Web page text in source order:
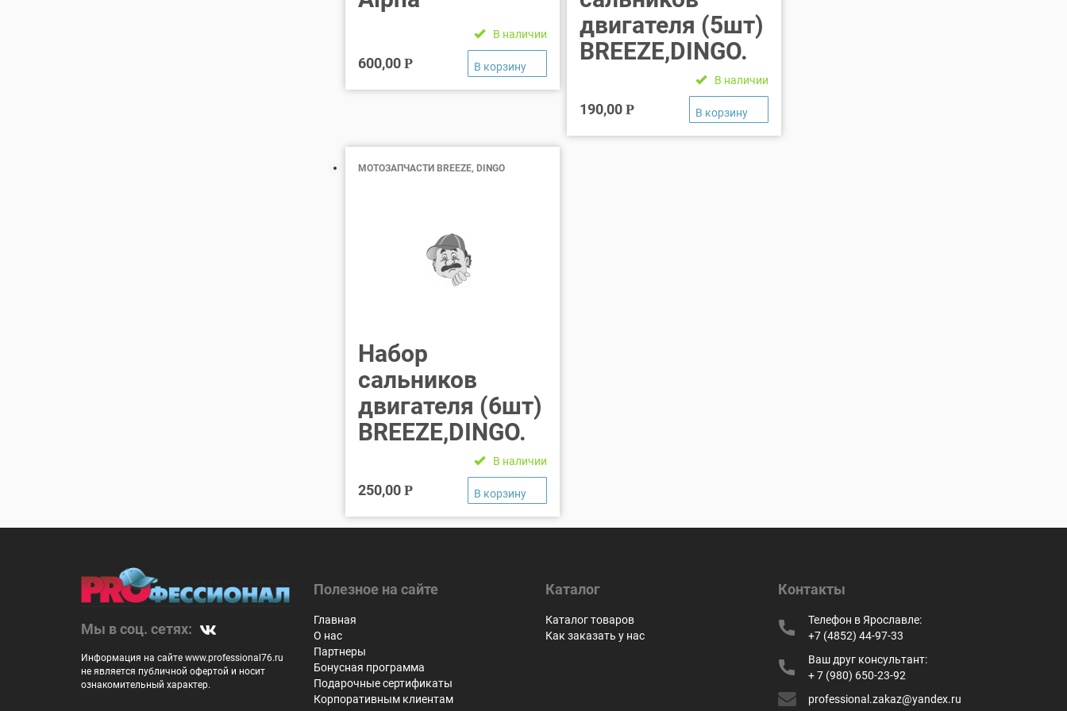
В наличии
600,00 Р
двигателя (5шт)
BREEZE,DINGO.
В наличии
190,00Р
МОТОЗАПЧАСТИ BREEZE, DINGO
Набор
сальников
двигателя (6шт)
BREEZE,DINGO.
В наличии
250,00 Р
Мы в соц. сетях:
Информация на сайте www.professional76.ru
не является публичной офертой и носит
ознакомительный характер.
Полезное на сайте
Главная
О нас
Партнеры
Бонусная программа
Подарочные сертификаты
Корпоративным клиентам
Каталог
Каталог товаров
Как заказать у нас
Контакты
Телефон в Ярославле:
+7 (4852) 44-97-33
Ваш друг консультант:
+ 7 (980) 650-23-92
professional.zakaz@yandex.ru